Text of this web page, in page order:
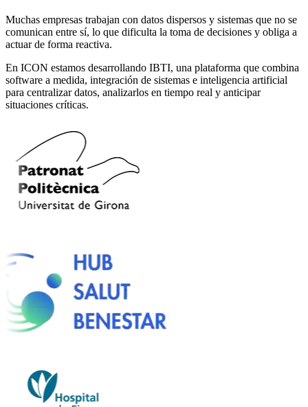
Muchas empresas trabajan con datos dispersos y sistemas que no se
comunican entre sí, lo que dificulta la toma de decisiones y obliga a
actuar de forma reactiva.
En ICON estamos desarrollando IBTI, una plataforma que combina
software a medida, integración de sistemas e inteligencia artificial
para centralizar datos, analizarlos en tiempo real y anticipar
situaciones críticas.